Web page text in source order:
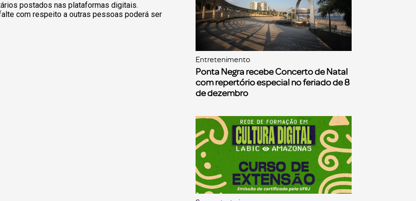
postados nas plataformas digitais.
com respeito a outras pessoas poderá ser
Entretenimento
Ponta Negra recebe Concerto de Natal
com repertório especial no feriado de 8
de dezembro